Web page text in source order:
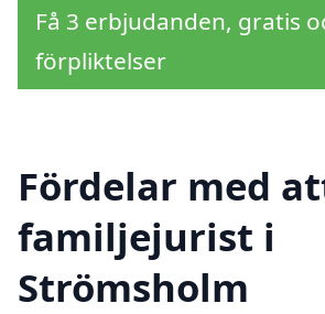
Få 3 erbjudanden, gratis
förpliktelser
Fördelar med
familjejurist i
Strömsholm